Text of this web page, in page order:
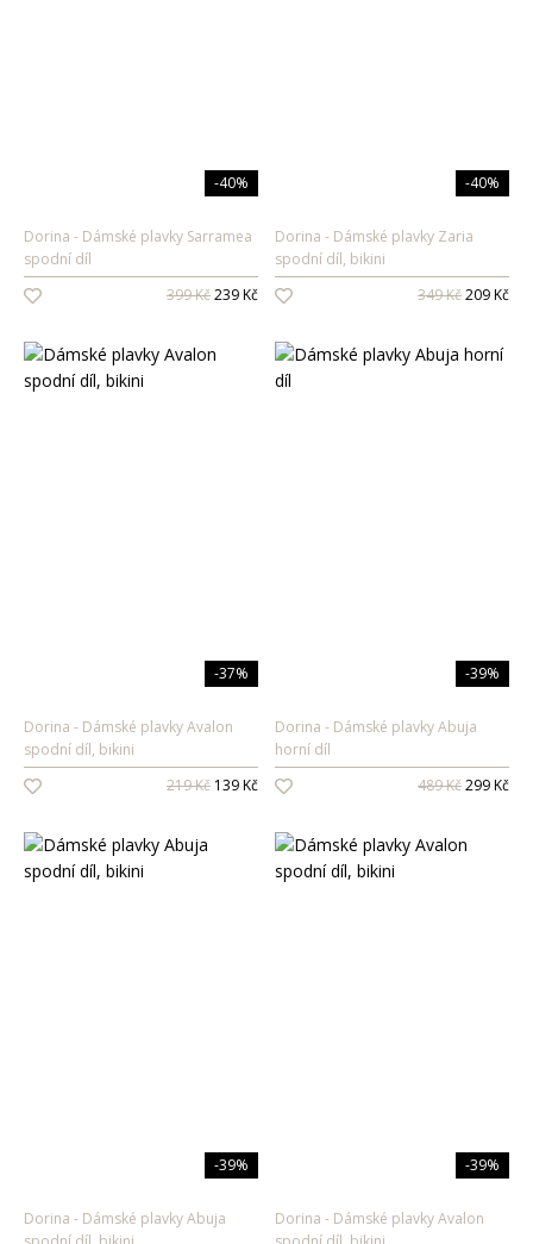
-40%
Dorina
Dámské plavky Sarramea
spodní díl
399 Kč239 Kč
-40%
Dorina
Dámské plavky Zaria
spodní díl, bikini
349 Kč209 Kč
-37%
Dorina
Dámské plavky Avalon
spodní díl, bikini
219 Kč 139 Kč
-39%
Dorina
Dámské plavky Abuja
horní díl
489 Kč299 Kč
-39%
Dorina
Dámské plavky Abuja
-39%
Dorina
Dámské plavky Avalon